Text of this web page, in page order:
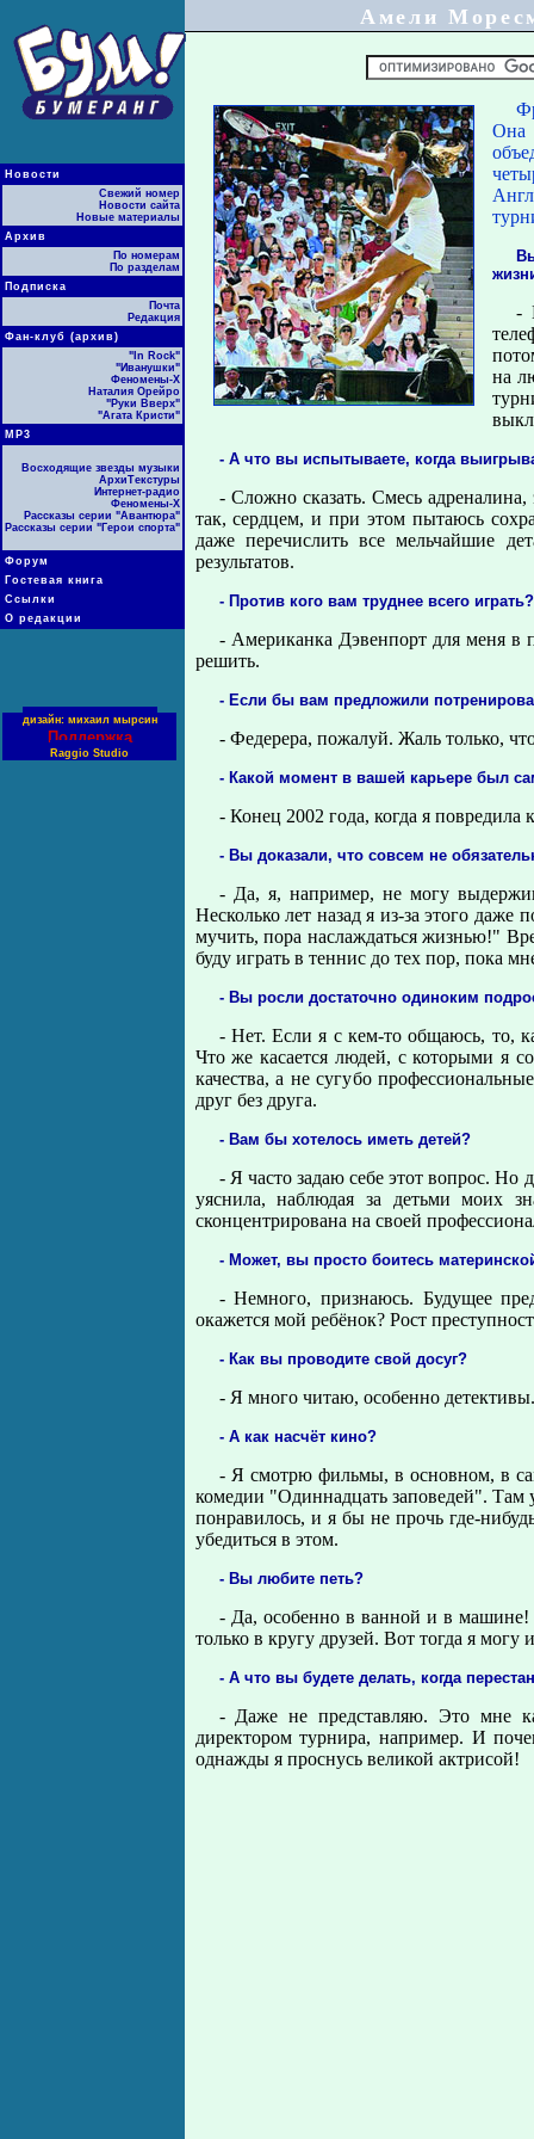
Новости
Свежий номер
Новости сайта
Новые материалы
Архив
По номерам
По разделам
Подписка
Почта
Редакция
Фан-клуб (архив)
"In Rock"
"Иванушки"
Феномены-Х
Наталия Орейро
"Руки Вверх"
"Агата Кристи"
МР3
Восходящие звезды музыки
АрхиТекстуры
Интернет-радио
Феномены-Х
Рассказы серии "Авантюра"
Рассказы серии "Герои спорта"
Форум
Гостевая книга
Ссылки
О редакции
дизайн: михаил мырсин
Поддержка
Raggio Studio
Амели
Она
-
на
- А что вы испытываете, когда
- Сложно сказать. Смесь
так, сердцем, и при этом пытаюсь
даже перечислить все мельчайшие
результатов.
- Против кого вам труднее всего играть?
- Американка Дэвенпорт для меня в
решить.
- Если бы вам предложили
- Федерера, пожалуй. Жаль только,
- Какой момент в вашей карьере был
- Конец 2002 года, когда я повредила
- Вы доказали, что совсем не
- Да, я, например, не могу
Несколько лет назад я из-за этого
мучить, пора наслаждаться жизнью!"
буду играть в теннис до тех пор, пока
- Вы росли достаточно одиноким
- Нет. Если я с кем-то общаюсь, то,
Что же касается людей, с которыми я
качества, а не сугубо
друг без друга.
- Вам бы хотелось иметь детей?
- Я часто задаю себе этот вопрос. Но
уяснила, наблюдая за детьми моих
сконцентрирована на своей
- Может, вы просто боитесь
- Немного, признаюсь. Будущее
окажется мой ребёнок? Рост
- Как вы проводите свой досуг?
- Я много читаю, особенно
- А как насчёт кино?
- Я смотрю фильмы, в основном, в
комедии "Одиннадцать заповедей". Там
понравилось, и я бы не прочь где-
убедиться в этом.
- Вы любите петь?
- Да, особенно в ванной и в машине!
только в кругу друзей. Вот тогда я могу
- А что вы будете делать, когда
- Даже не представляю. Это мне
директором турнира, например. И
однажды я проснусь великой актрисой!